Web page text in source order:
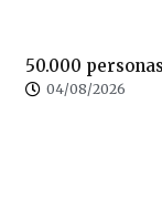
50.000
04/08/2026